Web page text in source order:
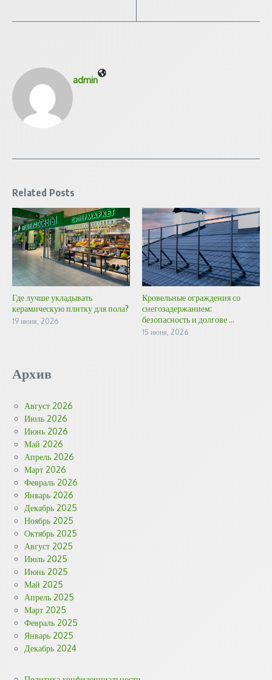
admin
Related Posts
Где лучше укладывать
керамическую плитку для пола?
19 июня, 2026
Кровельные ограждения со
снегозадержанием:
безопасность и долгове ...
15 июня, 2026
Архив
Август 2026
Июль 2026
Июнь 2026
Май 2026
Апрель 2026
Март 2026
Февраль 2026
Январь 2026
Декабрь 2025
Ноябрь 2025
Октябрь 2025
Август 2025
Июль 2025
Июнь 2025
Май 2025
Апрель 2025
Март 2025
Февраль 2025
Январь 2025
Декабрь 2024